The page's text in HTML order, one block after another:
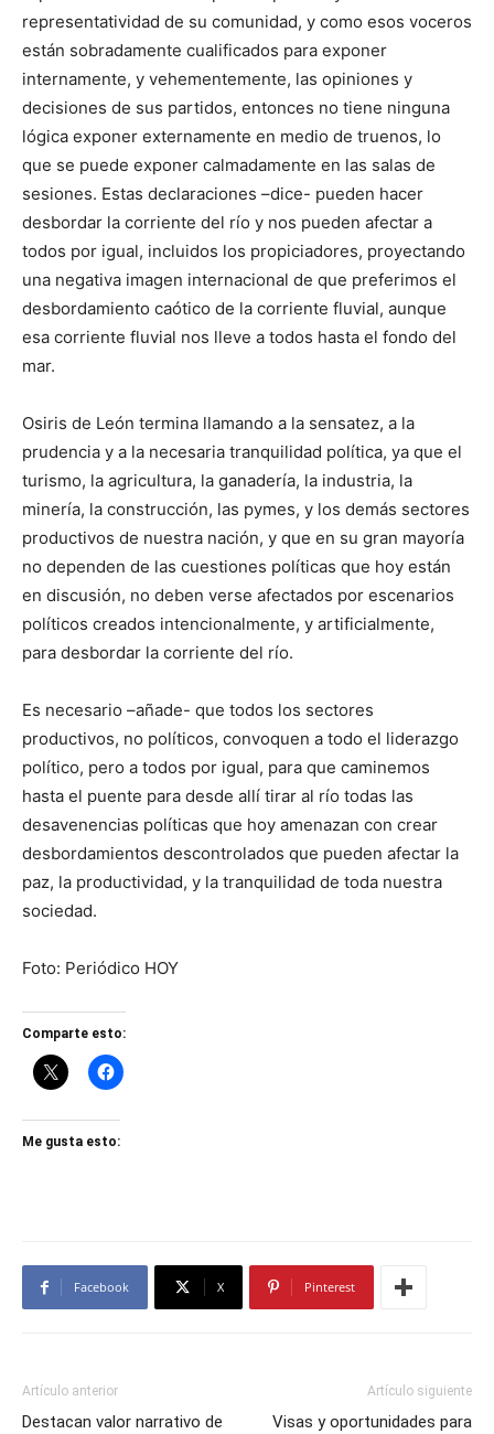
representatividad de su comunidad, y como esos voceros
están sobradamente cualificados para exponer
internamente, y vehementemente, las opiniones y
decisiones de sus partidos, entonces no tiene ninguna
lógica exponer externamente en medio de truenos, lo
que se puede exponer calmadamente en las salas de
sesiones. Estas declaraciones –dice- pueden hacer
desbordar la corriente del río y nos pueden afectar a
todos por igual, incluidos los propiciadores, proyectando
una negativa imagen internacional de que preferimos el
desbordamiento caótico de la corriente fluvial, aunque
esa corriente fluvial nos lleve a todos hasta el fondo del
mar.
Osiris de León termina llamando a la sensatez, a la
prudencia y a la necesaria tranquilidad política, ya que el
turismo, la agricultura, la ganadería, la industria, la
minería, la construcción, las pymes, y los demás sectores
productivos de nuestra nación, y que en su gran mayoría
no dependen de las cuestiones políticas que hoy están
en discusión, no deben verse afectados por escenarios
políticos creados intencionalmente, y artificialmente,
para desbordar la corriente del río.
Es necesario –añade- que todos los sectores
productivos, no políticos, convoquen a todo el liderazgo
político, pero a todos por igual, para que caminemos
hasta el puente para desde allí tirar al río todas las
desavenencias políticas que hoy amenazan con crear
desbordamientos descontrolados que pueden afectar la
paz, la productividad, y la tranquilidad de toda nuestra
sociedad.
Foto: Periódico HOY
Comparte esto:
Me gusta esto:
Facebook X Pinterest
Artículo anterior
Destacan valor narrativo de
Artículo siguiente
Visas y oportunidades para